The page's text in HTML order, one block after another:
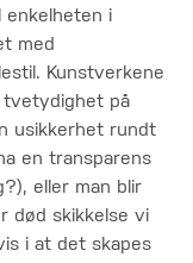
enkelheten i
med
Kunstverkene
tvetydighet på
usikkerhet rundt
en transparens
eller man blir
død skikkelse vi
i at det skapes